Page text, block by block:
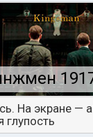
На экране —